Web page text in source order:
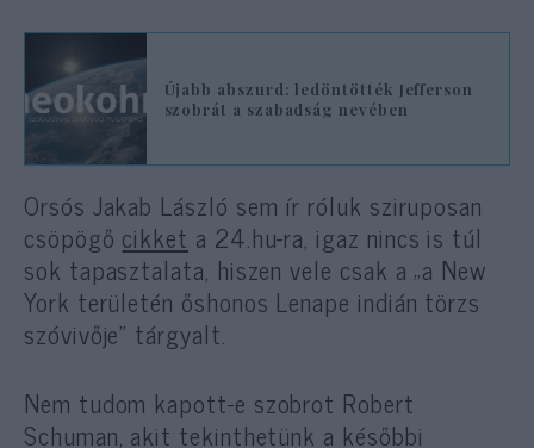
Újabb abszurd: ledöntötték Jefferson
szobrát a szabadság nevében
Orsós Jakab László sem ír róluk sziruposan
csöpögő cikket a 24.hu-ra, igaz nincs is túl
sok tapasztalata, hiszen vele csak a „a New
York területén őshonos Lenape indián törzs
szóvivője” tárgyalt.
Nem tudom kapott-e szobrot Robert
Schuman, akit tekinthetünk a későbbi